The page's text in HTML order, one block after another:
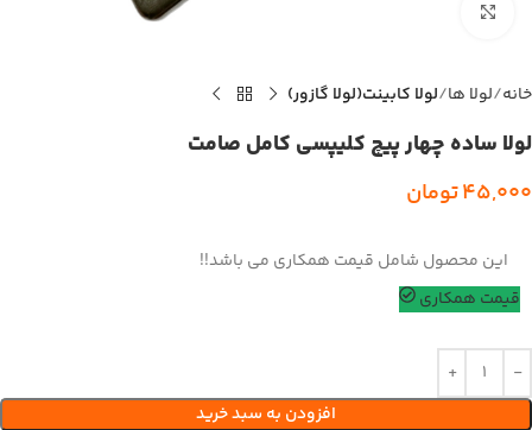
خانه لولا ها لولا کابینت(لولا گازور)
لولا ساده چهار پیچ کلیپسی کامل صامت
45,000تومان
این محصول شامل قیمت همکاری می باشد!!
قیمت همکاری
افزودن به سبد خرید